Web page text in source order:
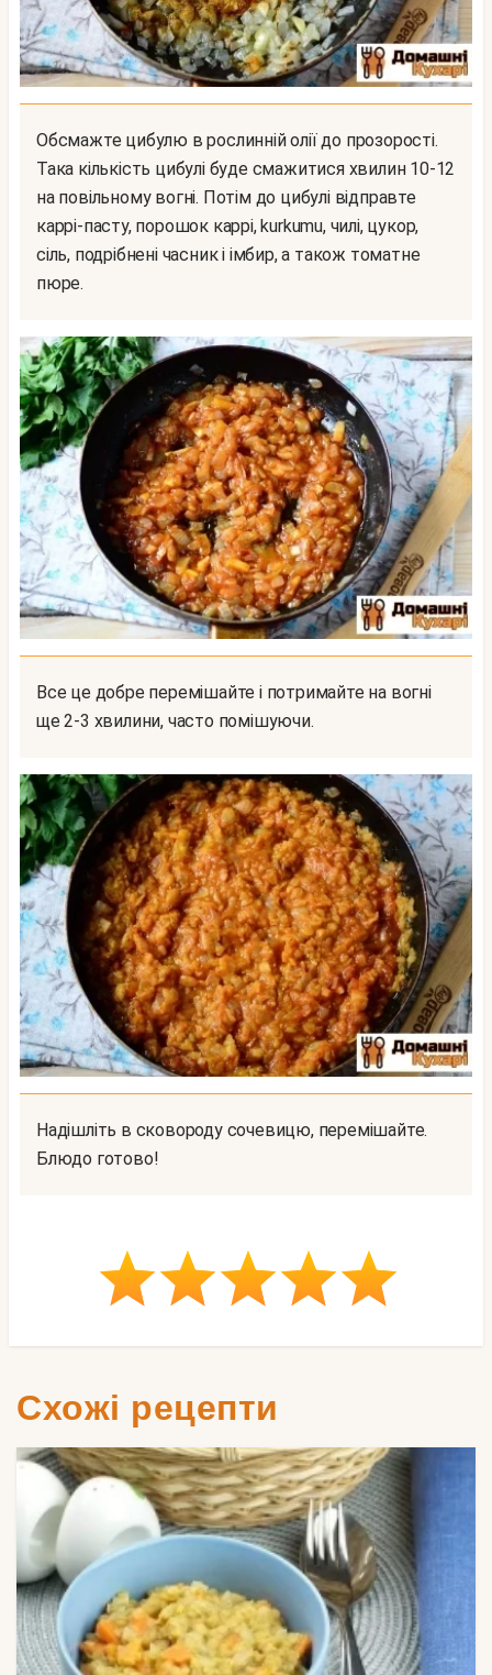
Обсмажте цибулю в рослинній олії до прозорості.
Така кількість цибулі буде смажитися хвилин 10-12
на повільному вогні. Потім до цибулі відправте
каррі-пасту, порошок каррі, kurkumu, чилі, цукор,
сіль, подрібнені часник і імбир, а також томатне
пюре.
Все це добре перемішайте і потримайте на вогні
ще 2-3 хвилини, часто помішуючи.
Надішліть в сковороду сочевицю, перемішайте.
Блюдо готово!
Схожі рецепти